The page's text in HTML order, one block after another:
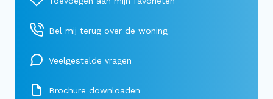
Bel mij terug over de woning
Veelgestelde vragen
Brochure downloaden